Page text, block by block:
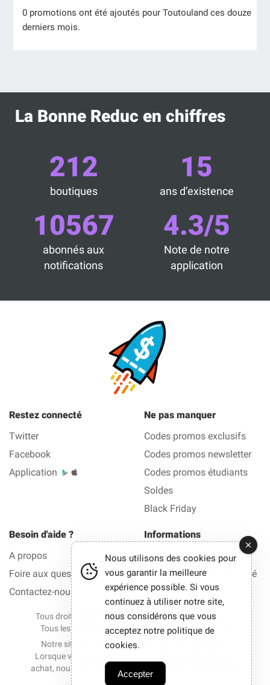
0 promotions ont été ajoutés pour Toutouland ces douze
derniers mois.
La Bonne Reduc en chiffres
212
boutiques
15
ans d’existence
10567
abonnés aux
notifications
4.3/5
Note de notre
application
Restez connecté
Twitter
Facebook
Application
Ne pas manquer
Codes promos exclusifs
Codes promos newsletter
Codes promos étudiants
Soldes
Black Friday
Besoin d'aide ?
A propos
Foire aux questions (FAQ)
Contactez-nous
Informations
Mentions légales
Politique de confidentialité
Tous droits réservés © 2012-2026 La Bonne Reduc —
Tous les bons plans et les codes réduction en 1 clic.
Notre site participe à des programmes d'affiliation.
Lorsque vous cliquez sur certains liens et effectuez un
achat, nous pouvons parfois percevoir une commission.
Nous utilisons des cookies pour
vous garantir la meilleure
expérience possible. Si vous
continuez à utiliser notre site,
nous considérons que vous
acceptez notre politique de
cookies.
Accepter